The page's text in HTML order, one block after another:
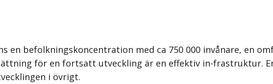
en befolkningskoncentration med ca 750 000 invånare, en
för en fortsatt utveckling är en effektiv in-frastruktur.
i övrigt.